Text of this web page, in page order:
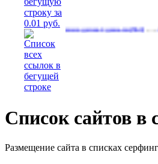
Расширение делает деньги(563)…
Список сайтов в
Размещение сайта в списках